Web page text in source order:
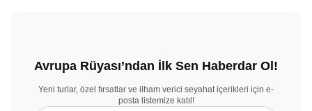
Avrupa Rüyası’ndan İlk Sen Haberdar Ol!
Yeni turlar, özel fırsatlar ve ilham verici seyahat içerikleri için e-
posta listemize katıl!